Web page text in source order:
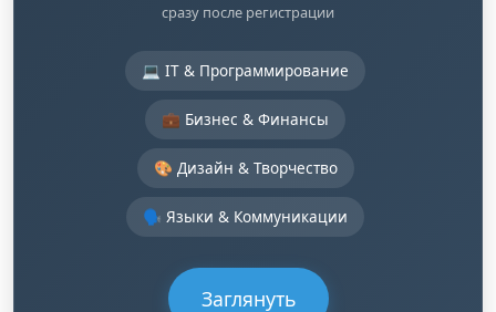
сразу после регистрации
💻 IT & Программирование
💼 Бизнес & Финансы
🎨 Дизайн & Творчество
🗣️ Языки & Коммуникации
Заглянуть